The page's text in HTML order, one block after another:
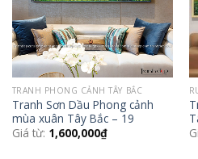
TRANH PHONG CẢNH TÂY BẮC
Tranh Sơn Dầu Phong cảnh
mùa xuân Tây Bắc – 19
Giá từ: 1,600,000₫